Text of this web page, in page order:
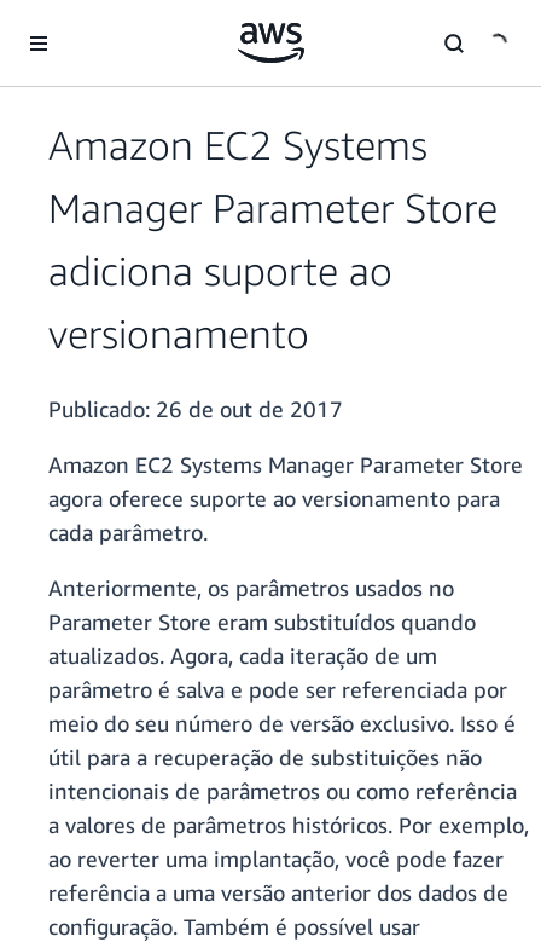
Pular para o conteúdo principal
Amazon EC2 Systems
Manager Parameter Store
adiciona suporte ao
versionamento
Publicado: 26 de out de 2017
Amazon EC2 Systems Manager Parameter Store
agora oferece suporte ao versionamento para
cada parâmetro.
Anteriormente, os parâmetros usados no
Parameter Store eram substituídos quando
atualizados. Agora, cada iteração de um
parâmetro é salva e pode ser referenciada por
meio do seu número de versão exclusivo. Isso é
útil para a recuperação de substituições não
intencionais de parâmetros ou como referência
a valores de parâmetros históricos. Por exemplo,
ao reverter uma implantação, você pode fazer
referência a uma versão anterior dos dados de
configuração. Também é possível usar